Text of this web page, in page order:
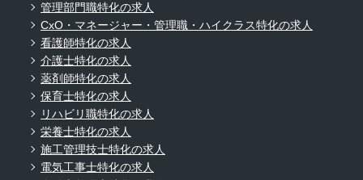
管理部門職特化の求人
CxO・マネージャー・管理職・ハイクラス特化の求人
看護師特化の求人
介護士特化の求人
薬剤師特化の求人
保育士特化の求人
リハビリ職特化の求人
栄養士特化の求人
施工管理技士特化の求人
電気工事士特化の求人